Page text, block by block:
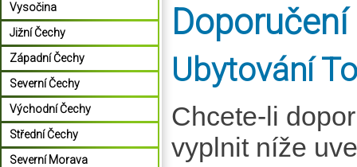
Ubytování
Chcete-li
vyplnit níže
Vysočina
Jižní Čechy
Západní Čechy
Severní Čechy
Východní Čechy
Střední Čechy
Severní Morava